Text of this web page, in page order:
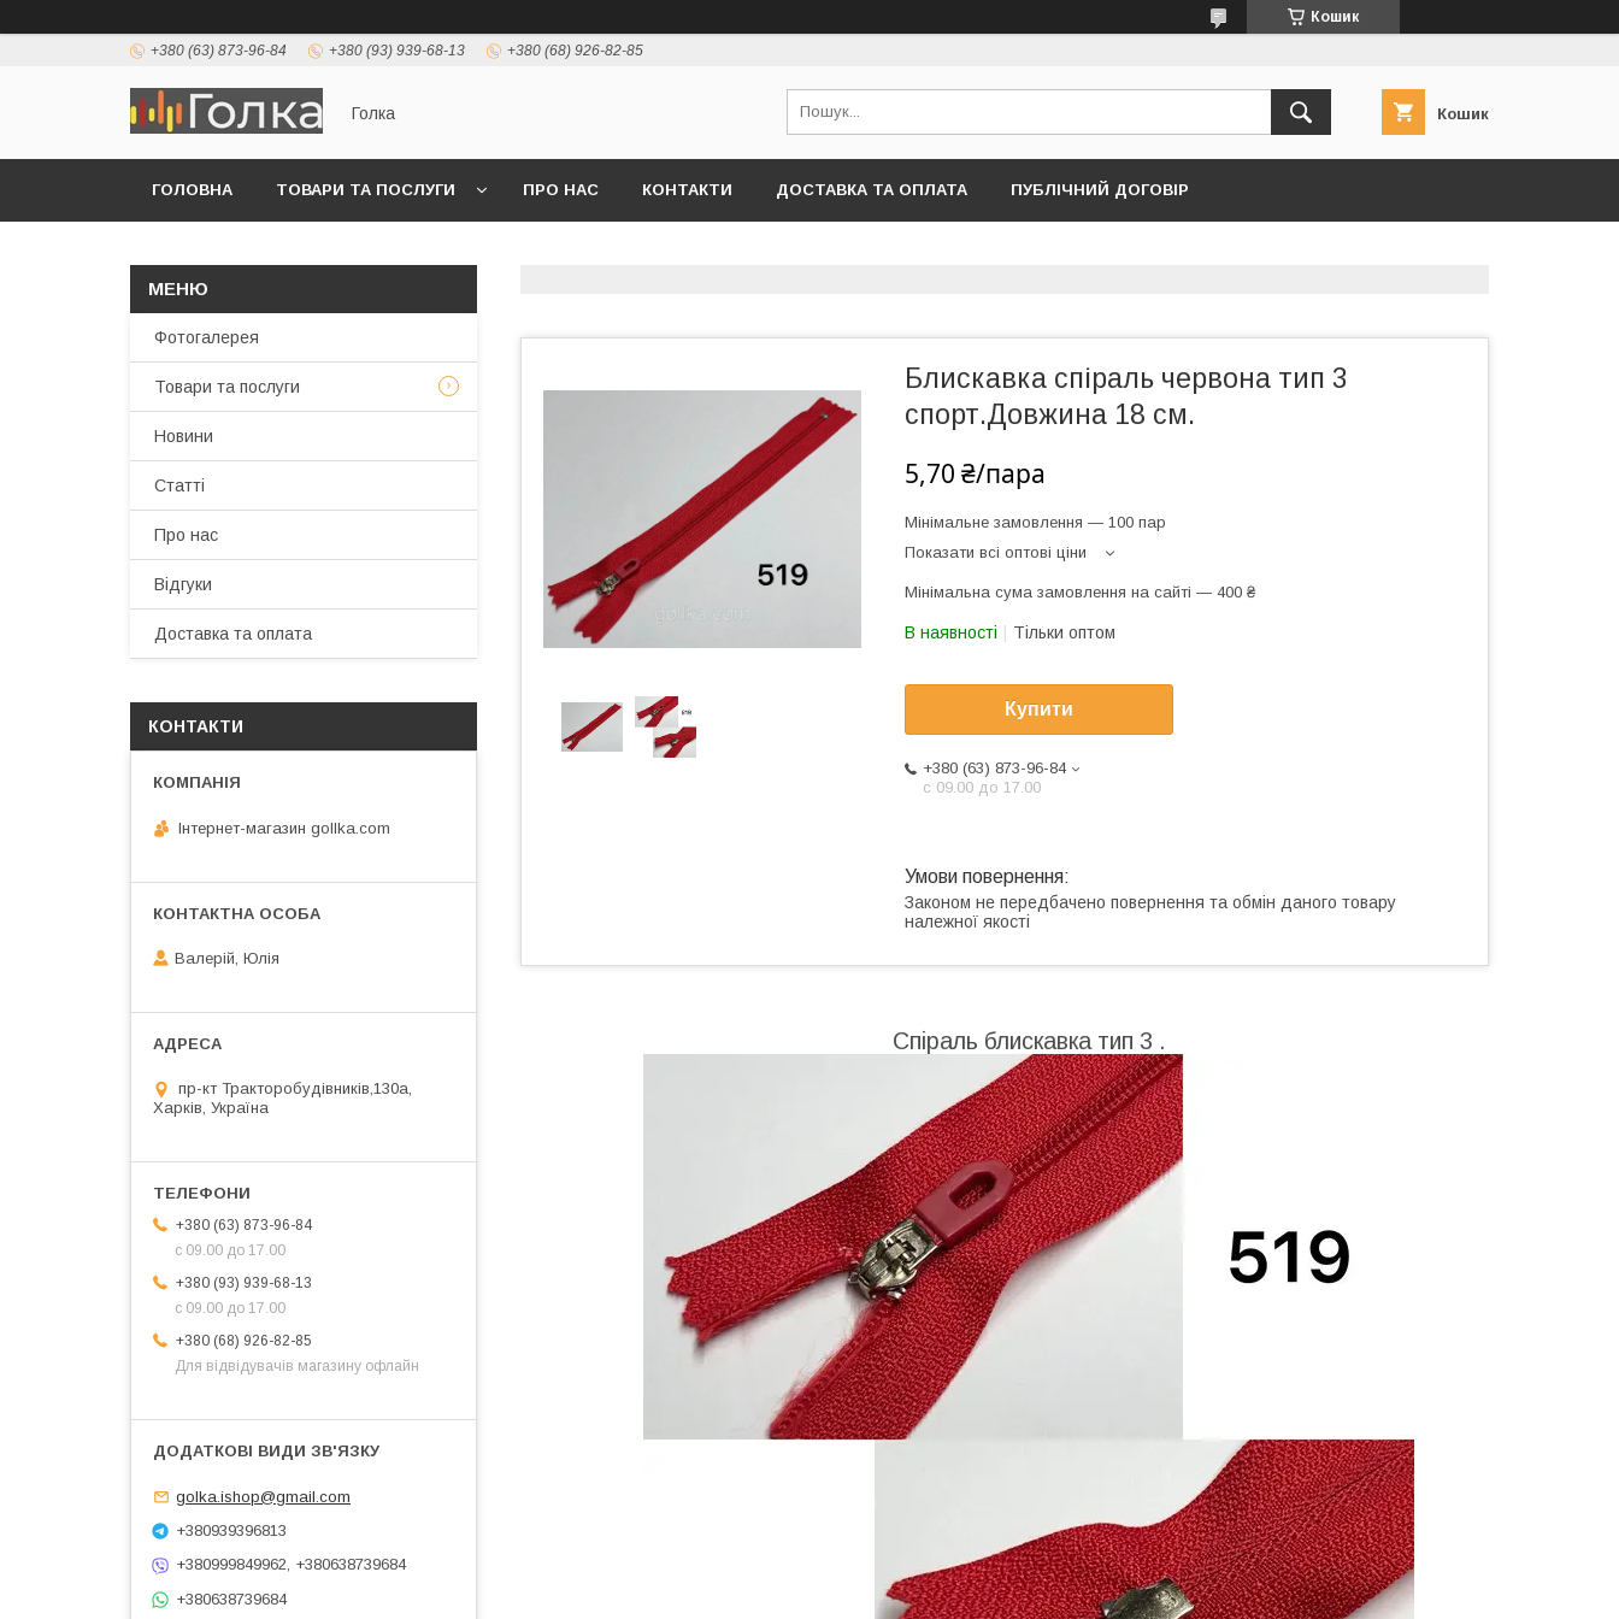
Кошик
+380 (63) 873-96-84 +380 (93) 939-68-13 +380 (68) 926-82-85
Голка Кошик
ГОЛОВНА ТОВАРИ ТА ПОСЛУГИ ПРО НАС КОНТАКТИ ДОСТАВКА ТА ОПЛАТА ПУБЛІЧНИЙ ДОГОВІР
Блискавка спіраль червона тип 3
спорт.Довжина 18 см.
5,70 ₴/пара
Мінімальне замовлення — 100 пар
Показати всі оптові ціни
Мінімальна сума замовлення на сайті — 400 ₴
В наявності Тільки оптом
Купити
+380 (63) 873-96-84
с 09.00 до 17.00
Законом не передбачено повернення та обмін даного товару
належної якості
Спіраль блискавка тип 3 .
Фотогалерея
Товари та послуги
Новини
Статті
Про нас
Відгуки
Доставка та оплата
КОНТАКТИ
Інтернет-магазин gollka.com
Валерій, Юлія
пр-кт Тракторобудівників,130а,
Харків, Україна
+380 (63) 873-96-84
с 09.00 до 17.00
+380 (93) 939-68-13
с 09.00 до 17.00
+380 (68) 926-82-85
Для відвідувачів магазину офлайн
golka.ishop@gmail.com
+380939396813
+380999849962, +380638739684
+380638739684